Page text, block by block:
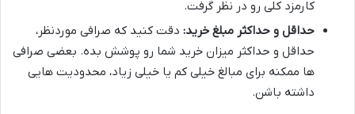
کارمزد کلی رو در نظر گرفت.
حداقل و حداکثر مبلغ خرید: دقت کنید که صرافی موردنظر،
حداقل و حداکثر میزان خرید شما رو پوشش بده. بعضی صرافی
ها ممکنه برای مبالغ خیلی کم یا خیلی زیاد، محدودیت هایی
داشته باشن.